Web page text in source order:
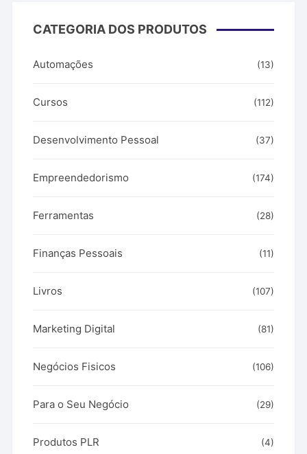
CATEGORIA DOS PRODUTOS
Automações (13)
Cursos (112)
Desenvolvimento Pessoal (37)
Empreendedorismo (174)
Ferramentas (28)
Finanças Pessoais (11)
Livros (107)
Marketing Digital (81)
Negócios Fisicos (106)
Para o Seu Negócio (29)
Produtos PLR (4)